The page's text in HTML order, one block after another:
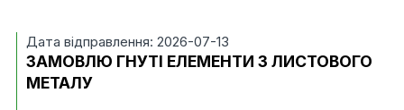
Дата відправлення: 2026-07-13
ЗАМОВЛЮ ГНУТІ ЕЛЕМЕНТИ З ЛИСТОВОГО
МЕТАЛУ